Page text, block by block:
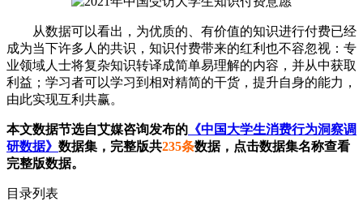
从数据可以看出，为优质的、有价值的知识进行付费已经
成为当下许多人的共识，知识付费带来的红利也不容忽视：专
业领域人士将复杂知识转译成简单易理解的内容，并从中获取
利益；学习者可以学习到相对精简的干货，提升自身的能力，
由此实现互利共赢。
本文数据节选自艾媒咨询发布的 《中国大学生消费行为洞察调
研数据》 数据集，完整版共235条数据，点击数据集名称查看
完整版数据。
目录列表